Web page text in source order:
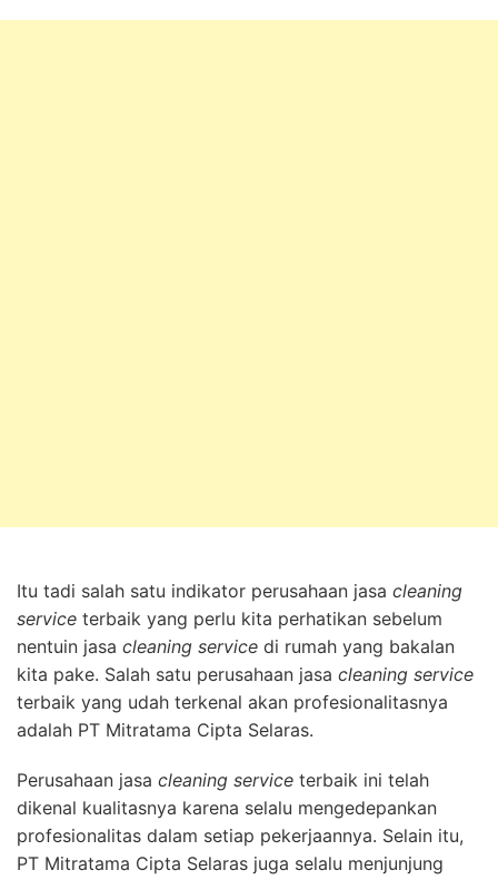
Itu tadi salah satu indikator perusahaan jasa cleaning
service terbaik yang perlu kita perhatikan sebelum
nentuin jasa cleaning service di rumah yang bakalan
kita pake. Salah satu perusahaan jasa cleaning service
terbaik yang udah terkenal akan profesionalitasnya
adalah PT Mitratama Cipta Selaras.
Perusahaan jasa cleaning service terbaik ini telah
dikenal kualitasnya karena selalu mengedepankan
profesionalitas dalam setiap pekerjaannya. Selain itu,
PT Mitratama Cipta Selaras juga selalu menjunjung